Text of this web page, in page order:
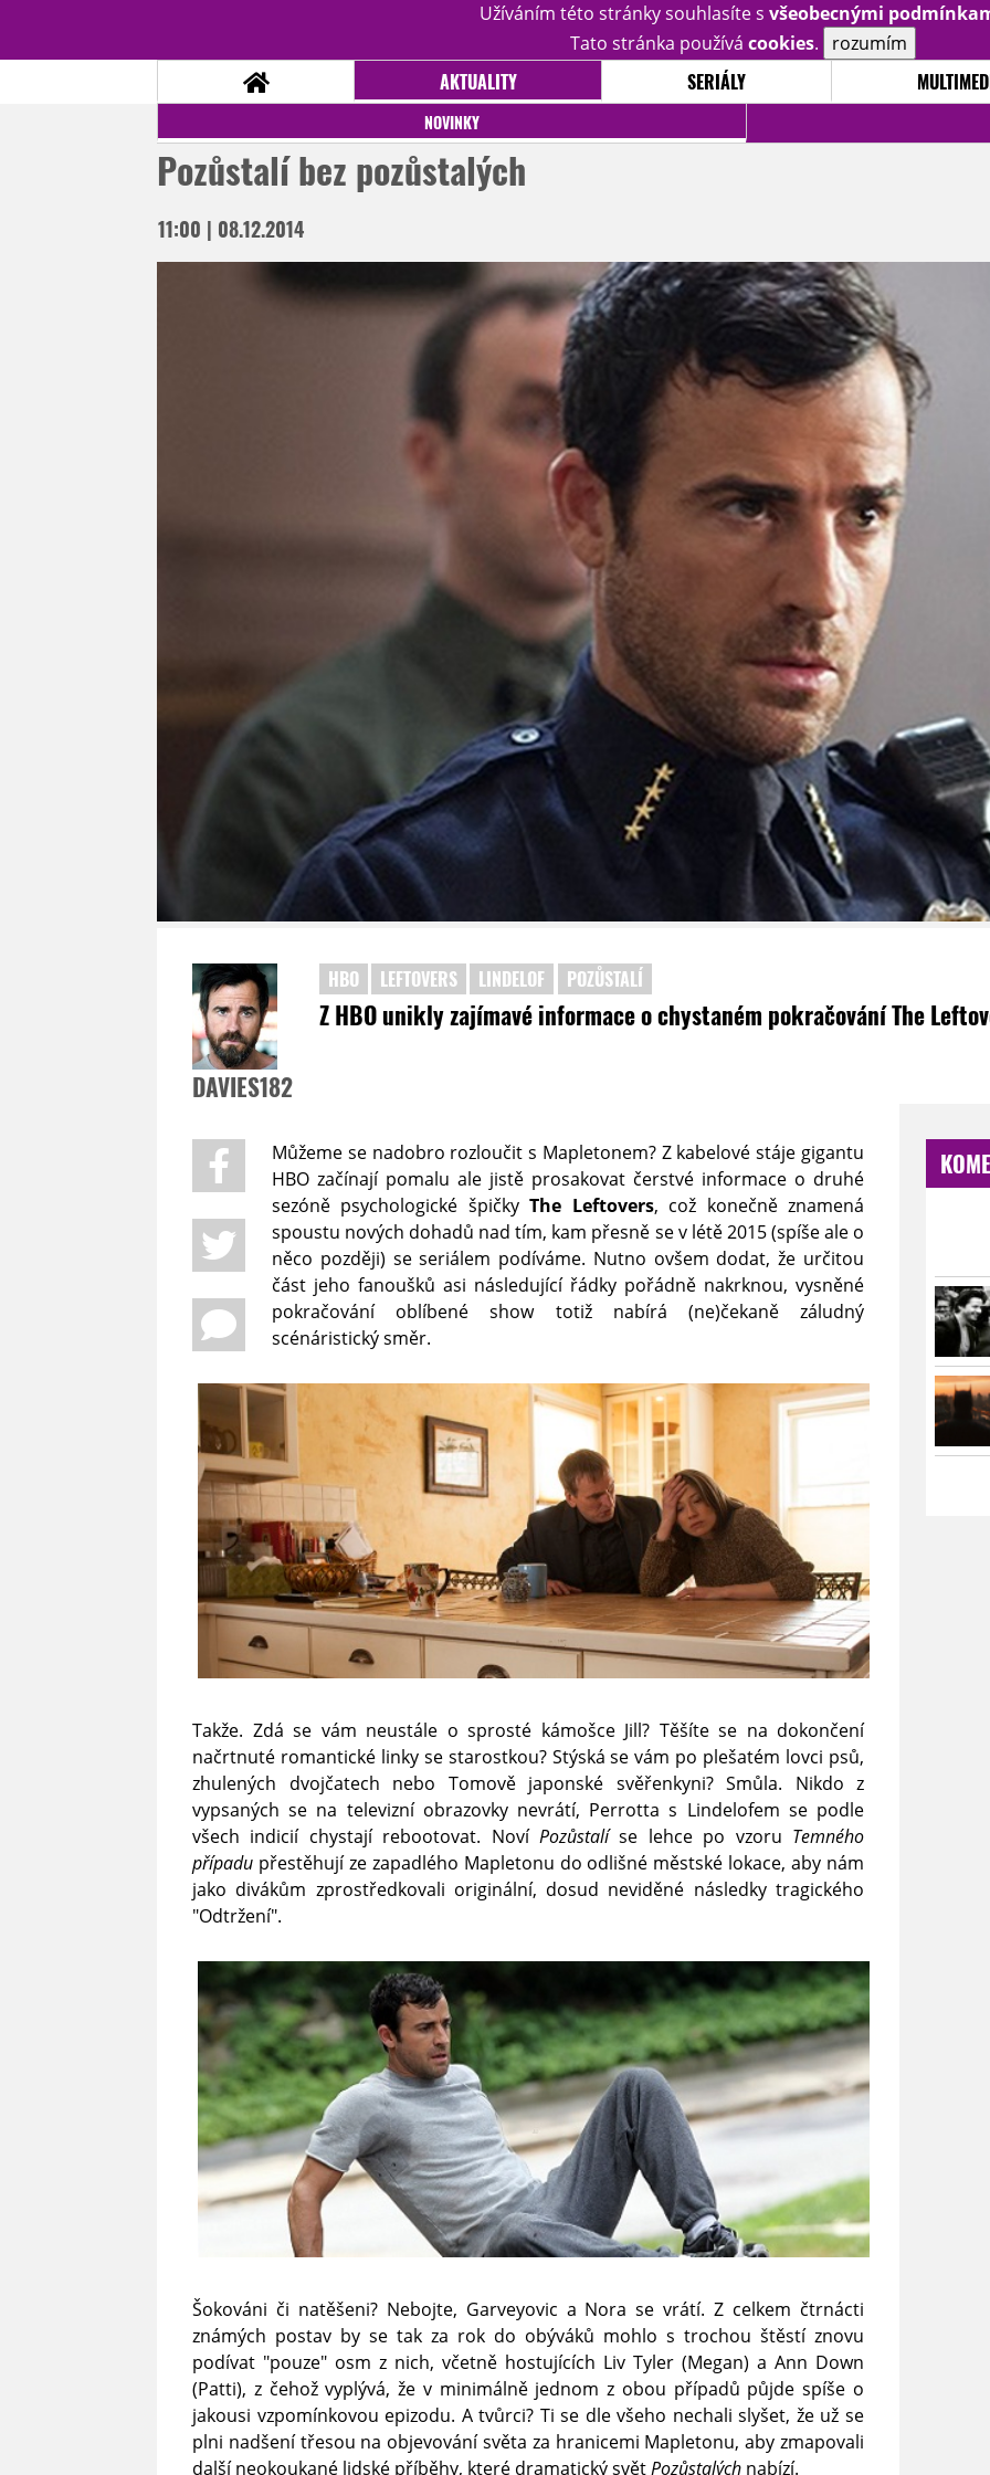
Užíváním této stránky souhlasíte s všeobecnými
Tato stránka používá cookies. rozumím
AKTUALITY SERIÁLY
NOVINKY
Pozůstalí bez pozůstalých
11:00 | 08.12.2014
DAVIES182
HBO LEFTOVERS LINDELOF POZŮSTALÍ
Z HBO unikly zajímavé informace o chystaném pokračování The
Můžeme se nadobro rozloučit s Mapletonem? Z kabelové stáje gigantu
HBO začínají pomalu ale jistě prosakovat čerstvé informace o druhé
sezóně psychologické špičkyThe Leftovers, což konečně znamená
spoustu nových dohadů nad tím, kam přesně se v létě 2015 (spíše ale o
něco později) se seriálem podíváme. Nutno ovšem dodat, že určitou
část jeho fanoušků asi následující řádky pořádně nakrknou, vysněné
pokračování oblíbené show totiž nabírá (ne)čekaně záludný
scénáristický směr.
Takže. Zdá se vám neustále o sprosté kámošce Jill? Těšíte se na dokončení
načrtnuté romantické linky se starostkou? Stýská se vám po plešatém lovci psů,
zhulených dvojčatech nebo Tomově japonské svěřenkyni? Smůla. Nikdo z
vypsaných se na televizní obrazovky nevrátí, Perrotta s Lindelofem se podle
všech indicií chystají rebootovat. Noví Pozůstalíse lehce po vzoru Temného
případu přestěhují ze zapadlého Mapletonu do odlišné městské lokace, aby nám
jako divákům zprostředkovali originální, dosud neviděné následky tragického
"Odtržení".
Šokováni či natěšeni? Nebojte, Garveyovic a Nora se vrátí. Z celkem čtrnácti
známých postav by se tak za rok do obýváků mohlo s trochou štěstí znovu
podívat "pouze" osm z nich, včetně hostujících Liv Tyler (Megan) a Ann Down
(Patti), z čehož vyplývá, že v minimálně jednom z obou případů půjde spíše o
jakousi vzpomínkovou epizodu. A tvůrci? Ti se dle všeho nechali slyšet, že už se
plni nadšení třesou na objevování světa za hranicemi Mapletonu, aby zmapovali
další neokoukané lidské příběhy, které dramatický světPozůstalých nabízí.